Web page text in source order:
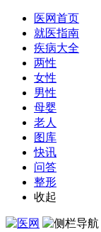
医网首页
就医指南
疾病大全
两性
女性
男性
母婴
老人
图库
快讯
问答
整形
收起